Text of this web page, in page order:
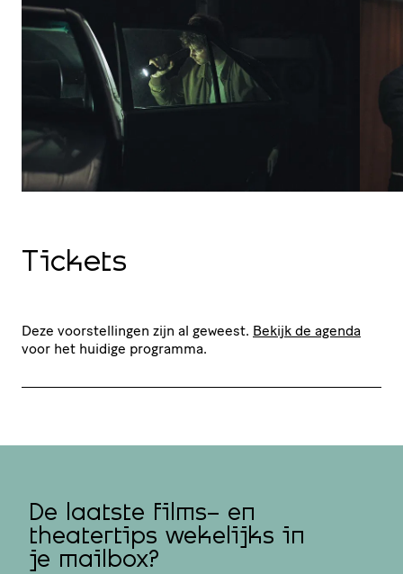
Tickets
Deze voorstellingen zijn al geweest. Bekijk de agenda
voor het huidige programma.
De laatste films- en
theatertips wekelijks in
je mailbox?